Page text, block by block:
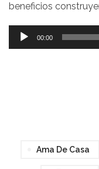
beneficios
Reproductor
de
00:00
Ama De Casa